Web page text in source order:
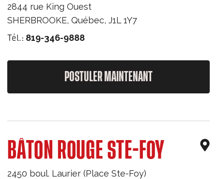
2844 rue King Ouest
SHERBROOKE, Québec, J1L 1Y7
Tél.: 819-346-9888
POSTULER MAINTENANT
BÂTON ROUGE STE-FOY
2450 boul. Laurier (Place Ste-Foy)